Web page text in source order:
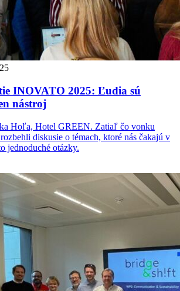
INOVATO 2025: Ľudia sú
nástroj
Hoľa, Hotel GREEN. Zatiaľ čo vonku
diskusie o témach, ktoré nás čakajú v
jednoduché otázky.